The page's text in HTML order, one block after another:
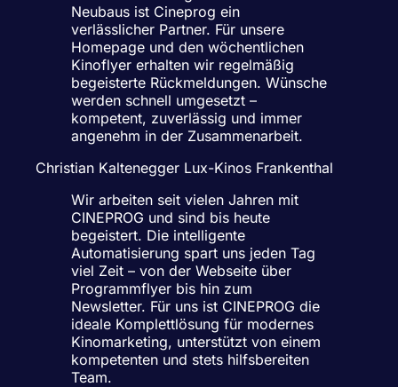
Neubaus ist Cineprog ein
verlässlicher Partner. Für unsere
Homepage und den wöchentlichen
Kinoflyer erhalten wir regelmäßig
begeisterte Rückmeldungen. Wünsche
werden schnell umgesetzt –
kompetent, zuverlässig und immer
angenehm in der Zusammenarbeit.
Christian Kaltenegger Lux-Kinos Frankenthal
Wir arbeiten seit vielen Jahren mit
CINEPROG und sind bis heute
begeistert. Die intelligente
Automatisierung spart uns jeden Tag
viel Zeit – von der Webseite über
Programmflyer bis hin zum
Newsletter. Für uns ist CINEPROG die
ideale Komplettlösung für modernes
Kinomarketing, unterstützt von einem
kompetenten und stets hilfsbereiten
Team.